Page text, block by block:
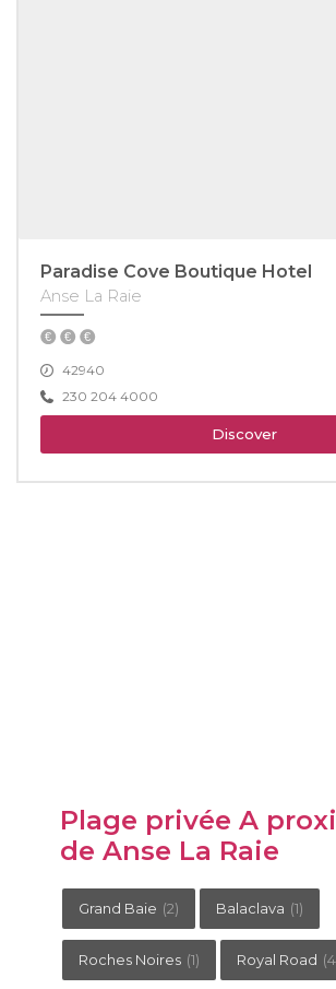
Paradise Cove Boutique Hotel
Anse La Raie
42940
230 204 4000
Discover
Plage privée A
de Anse La Raie
Grand Baie (2) Balaclava (1)
Roches Noires (1) Royal Road